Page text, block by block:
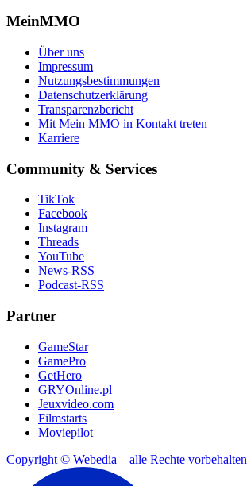
MeinMMO
Über uns
Impressum
Nutzungsbestimmungen
Datenschutzerklärung
Transparenzbericht
Mit Mein MMO in Kontakt treten
Karriere
Community & Services
TikTok
Facebook
Instagram
Threads
YouTube
News-RSS
Podcast-RSS
Partner
GameStar
GamePro
GetHero
GRYOnline.pl
Jeuxvideo.com
Filmstarts
Moviepilot
Copyright © Webedia – alle Rechte vorbehalten